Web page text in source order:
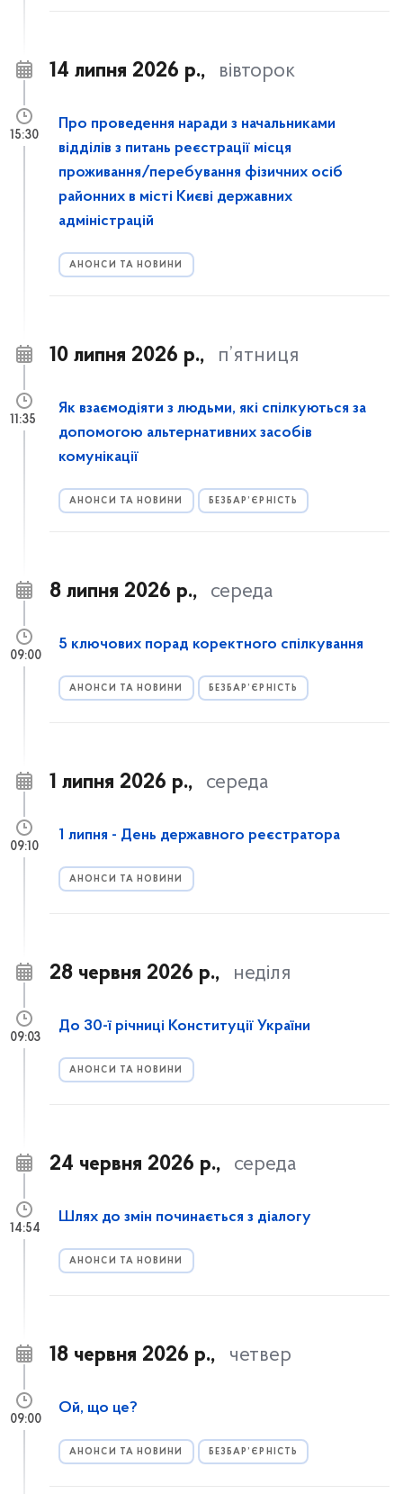
14 липня 2026 р., вівторок
Про проведення наради з начальниками
відділів з питань реєстрації місця
проживання/перебування фізичних осіб
районних в місті Києві державних
адміністрацій
АНОНСИ ТА НОВИНИ
15:30
10 липня 2026 р., п’ятниця
Як взаємодіяти з людьми, які спілкуються за
допомогою альтернативних засобів
комунікації
АНОНСИ ТА НОВИНИ БЕЗБАР’ЄРНІСТЬ
11:35
8 липня 2026 р., середа
5 ключових порад коректного спілкування
АНОНСИ ТА НОВИНИ БЕЗБАР’ЄРНІСТЬ
09:00
1 липня 2026 р., середа
1 липня - День державного реєстратора
АНОНСИ ТА НОВИНИ
09:10
28 червня 2026 р., неділя
До 30-ї річниці Конституції України
АНОНСИ ТА НОВИНИ
09:03
24 червня 2026 р., середа
Шлях до змін починається з діалогу
АНОНСИ ТА НОВИНИ
14:54
18 червня 2026 р., четвер
Ой, що це?
АНОНСИ ТА НОВИНИ БЕЗБАР’ЄРНІСТЬ
09:00